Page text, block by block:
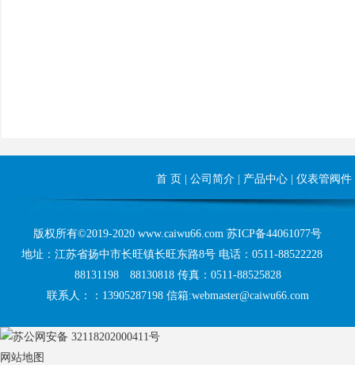
首 页 公司简介| 产品中心| 仪表管阀件
版权所有©2019-2020 www.caiwu66.com 苏ICP备44061077号
地址：江苏省扬中市长旺镇长旺东路8号 电话：0511-88522228
88131198 88130818 传真：0511-88525828
联系人：：13905287198 信箱:webmaster@caiwu66.com
苏公网安备 32118202000411号
网站地图